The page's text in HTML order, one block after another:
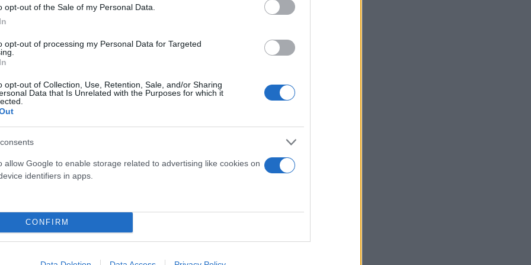
opt-out of the Sale of my Personal Data.
opt-out of processing my Personal Data for Targeted
opt-out of Collection, Use, Retention, Sale, and/or Sharing
Data that Is Unrelated with the Purposes for which it
allow Google to enable storage related to advertising like cookies on
identifiers in apps.
CONFIRM
της σχετικά με τα τρανς δικαιώματα, και οι θαυμαστές
του να προωθήσει το έργο της, παρότι διαφωνεί μαζί
λαμπρό βιβλίο» σημειώνεται σε σχόλιο. «Έχω απολαύσει όλα
Grave, ιδιαίτερα τα κεφάλαια όπου ο Ρόμπιν ήταν στην
Flash.grστην αναζήτηση τηςGoogle